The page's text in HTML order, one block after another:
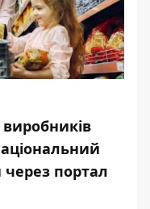
виробників
портал